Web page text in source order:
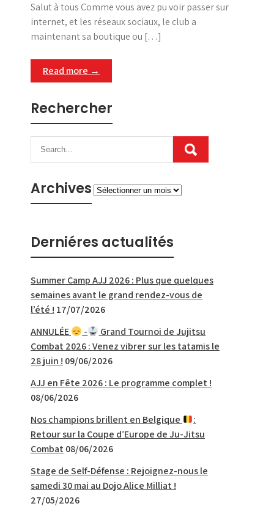
Salut à tous Comme vous avez pu voir passer sur
internet, et les réseaux sociaux, le club a
maintenant sa boutique ou […]
Read more →
Rechercher
ArchivesArchives
Derniéres actualités
Summer Camp AJJ 2026 : Plus que quelques
semaines avant le grand rendez-vous de
l’été ! 17/07/2026
ANNULÉE
-
Grand Tournoi de Jujitsu
Combat 2026 : Venez vibrer sur les tatamis le
28 juin ! 09/06/2026
AJJ en Fête 2026 : Le programme complet !
08/06/2026
Nos champions brillent en Belgique
:
Retour sur la Coupe d’Europe de Ju-Jitsu
Combat 08/06/2026
Stage de Self-Défense : Rejoignez-nous le
samedi 30 mai au Dojo Alice Milliat !
27/05/2026